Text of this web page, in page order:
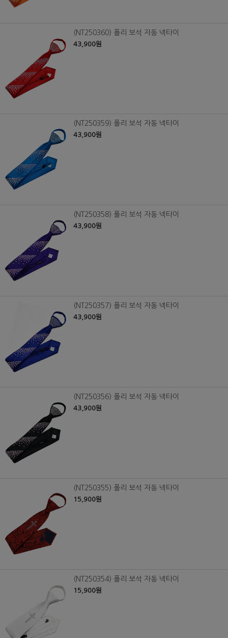
(NT250360) 폴리 보석 자동 넥타이
43,900원
(NT250359) 폴리 보석 자동 넥타이
43,900원
(NT250358) 폴리 보석 자동 넥타이
43,900원
(NT250357) 폴리 보석 자동 넥타이
43,900원
(NT250356) 폴리 보석 자동 넥타이
43,900원
(NT250355) 폴리 보석 자동 넥타이
15,900원
(NT250354) 폴리 보석 자동 넥타이
15,900원